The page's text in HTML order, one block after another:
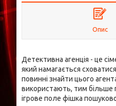
Опис
Детективна агенція - це
який намагається
повинні знайти цього
використають, тим більше
ігрове поле фішка